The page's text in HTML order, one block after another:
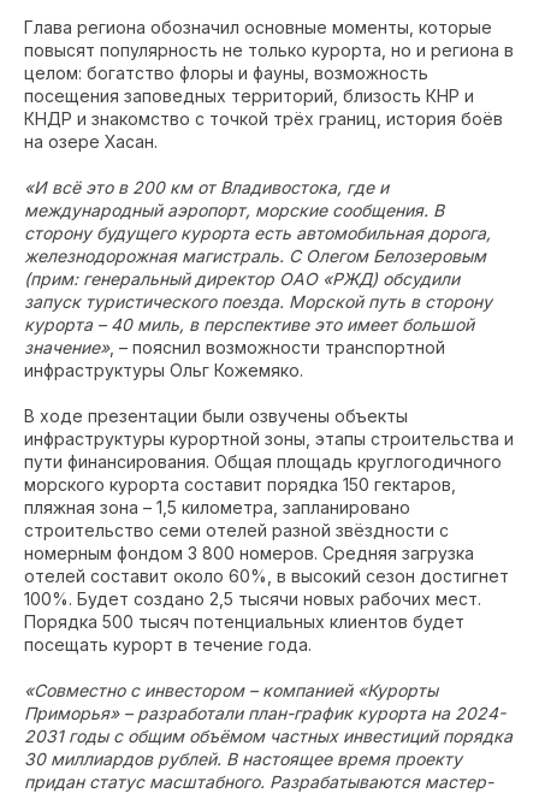
Глава региона обозначил основные моменты, которые
повысят популярность не только курорта, но и региона в
целом: богатство флоры и фауны, возможность
посещения заповедных территорий, близость КНР и
КНДР и знакомство с точкой трёх границ, история боёв
на озере Хасан.
«И всё это в 200 км от Владивостока, где и
международный аэропорт, морские сообщения. В
сторону будущего курорта есть автомобильная дорога,
железнодорожная магистраль. С Олегом Белозеровым
(прим: генеральный директор ОАО «РЖД) обсудили
запуск туристического поезда. Морской путь в сторону
курорта – 40 миль, в перспективе это имеет большой
значение», – пояснил возможности транспортной
инфраструктуры Ольг Кожемяко.
В ходе презентации были озвучены объекты
инфраструктуры курортной зоны, этапы строительства и
пути финансирования. Общая площадь круглогодичного
морского курорта составит порядка 150 гектаров,
пляжная зона – 1,5 километра, запланировано
строительство семи отелей разной звёздности с
номерным фондом 3 800 номеров. Средняя загрузка
отелей составит около 60%, в высокий сезон достигнет
100%. Будет создано 2,5 тысячи новых рабочих мест.
Порядка 500 тысяч потенциальных клиентов будет
посещать курорт в течение года.
«Совместно с инвестором – компанией «Курорты
Приморья» – разработали план-график курорта на 2024-
2031 годы с общим объёмом частных инвестиций порядка
30 миллиардов рублей. В настоящее время проекту
придан статус масштабного. Разрабатываются мастер-